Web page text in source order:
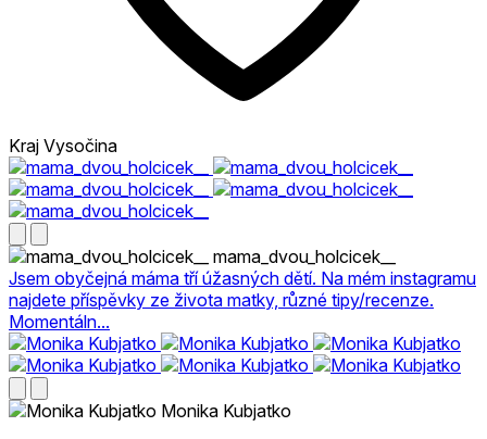
Kraj Vysočina
mama_dvou_holcicek__
Jsem obyčejná máma tří úžasných dětí. Na mém instagramu
najdete příspěvky ze života matky, různé tipy/recenze.
Momentáln...
Monika Kubjatko